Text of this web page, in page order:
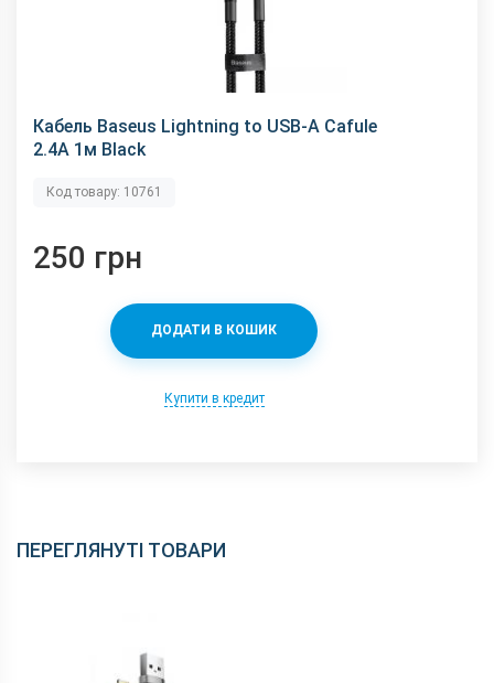
Кабель Baseus Lightning to USB-A Cafule
2.4A 1м Black
Код товару: 10761
250 грн
ДОДАТИ В КОШИК
Купити в кредит
ПЕРЕГЛЯНУТІ ТОВАРИ